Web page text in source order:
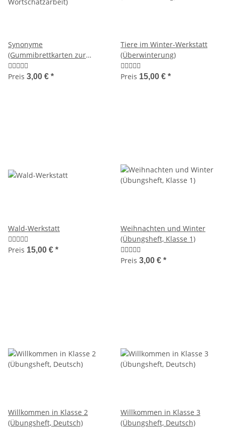
Synonyme
(Gummibrettkarten zur
Wortschatzarbeit)
Preis 3,00 € *
Tiere im Winter-Werkstatt
(Überwinterung)
Preis 15,00 € *
Wald-Werkstatt
Preis 15,00 € *
Weihnachten und Winter
(Übungsheft, Klasse 1)
Preis 3,00 € *
Willkommen in Klasse 2
(Übungsheft, Deutsch)
Willkommen in Klasse 3
(Übungsheft, Deutsch)